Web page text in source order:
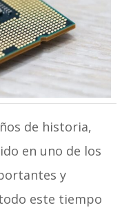
de historia,
en uno de los
y
este tiempo